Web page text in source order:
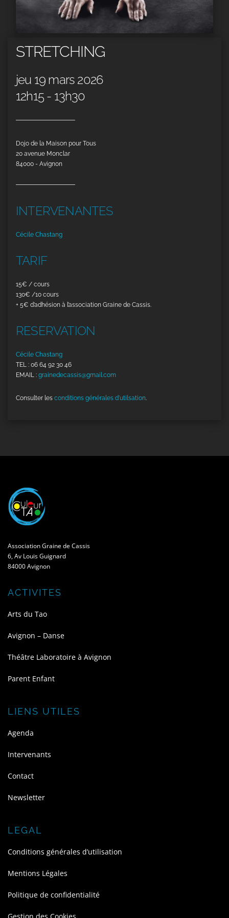
STRETCHING
jeu 19 mars 2026
12h15 - 13h30
Dojo de la Maison pour Tous
20 avenue Monclar
84000 - Avignon
INTERVENANTES
Cécile Chastang
TARIF
15€ / cours
130€ /10 cours
+ 5€ d’adhésion à l’association Graine de Cassis.
RESERVATION
Cécile Chastang
TEL : 06 64 92 30 46
EMAIL : grainedecassis@gmail.com
Consulter les conditions générales d'utilsation.
Association Graine de Cassis
6, Av Louis Guignard
84000 Avignon
ACTIVITES
Arts du Tao
Avignon – Danse
Théâtre Laboratoire à Avignon
Parent Enfant
LIENS UTILES
Agenda
Intervenants
Contact
Newsletter
LEGAL
Conditions générales d’utilisation
Mentions Légales
Politique de confidentialité